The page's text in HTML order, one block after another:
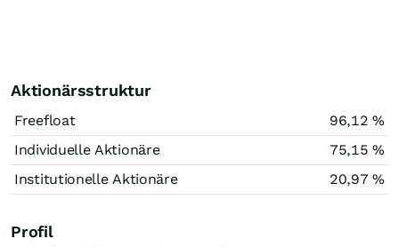
Aktionärsstruktur
Freefloat
96,12 %
Individuelle Aktionäre
75,15 %
Institutionelle Aktionäre
20,97 %
Profil